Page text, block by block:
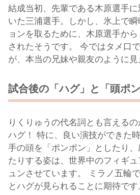
結成当初、先輩である木原選手
いた三浦選手。しかし、氷上で
ョンを取るために、木原選手か
されたそうです。 今ではタメ口
が、本当の兄妹や親友のように見
試合後の「ハグ」と「頭ポン
りくりゅうの代名詞とも言える
ハグ！ 特に、良い演技ができた
手の頭を「ポンポン」としたり
たりする姿は、世界中のフィギ
ュンさせています。 ミラノ五輪
とハグが見られることに期待です。